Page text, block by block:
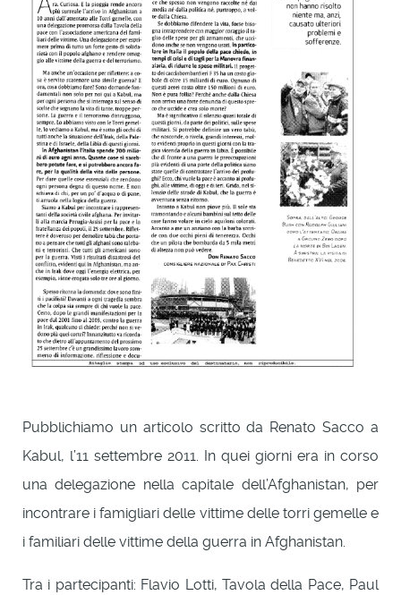
Pubblichiamo un articolo scritto da Renato Sacco a
Kabul, l’11 settembre 2011. In quei giorni era in corso
una delegazione nella capitale dell’Afghanistan, per
incontrare i famigliari delle vittime delle torri gemelle e
i familiari delle vittime della guerra in Afghanistan.
Tra i partecipanti: Flavio Lotti, Tavola della Pace, Paul